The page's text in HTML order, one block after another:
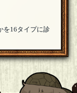
を16タイプに診